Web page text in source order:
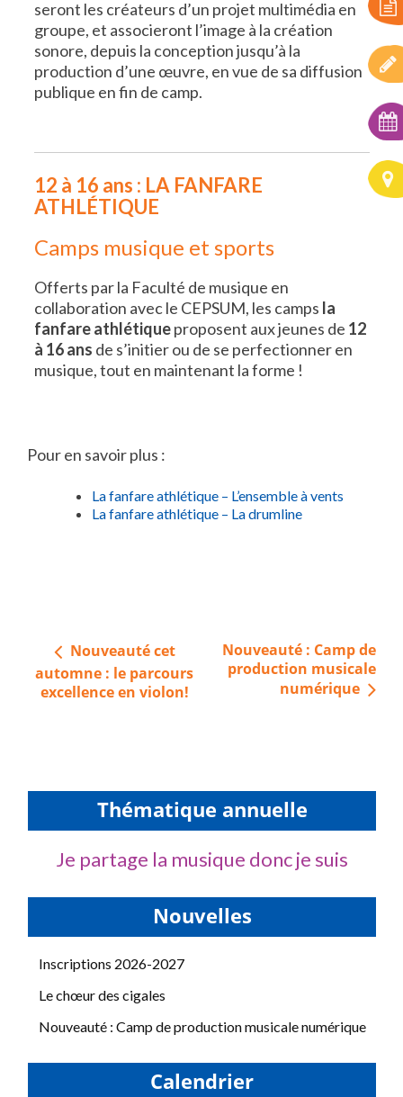
seront les créateurs d’un projet multimédia en
groupe, et associeront l’image à la création
sonore, depuis la conception jusqu’à la
production d’une œuvre, en vue de sa diffusion
publique en fin de camp.
12 à 16 ans : LA FANFARE
ATHLÉTIQUE
Camps musique et sports
Offerts par la Faculté de musique en
collaboration avec le CEPSUM, les camps la
fanfare athlétiqueproposent aux jeunes de 12
à 16 ans de s’initier ou de se perfectionner en
musique, tout en maintenant la forme !
Pour en savoir plus :
La fanfare athlétique – L’ensemble à vents
La fanfare athlétique – La drumline
Navigation
de
l’article
Nouveauté cet
automne : le parcours
excellence en violon!
Nouveauté : Camp de
production musicale
numérique
Thématique annuelle
Je partage la musique donc je suis
Nouvelles
Inscriptions 2026-2027
Le chœur des cigales
Nouveauté : Camp de production musicale numérique
Calendrier